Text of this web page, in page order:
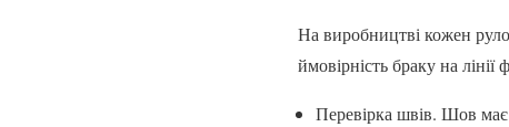
На виробництві кожен
ймовірність браку на
Перевірка швів. Шов